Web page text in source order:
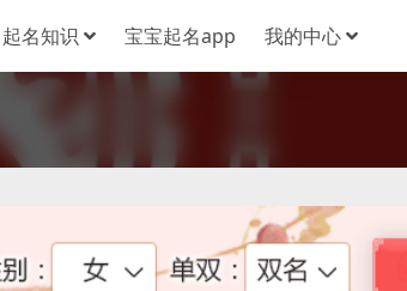
起名知识 宝宝起名app 我的中心